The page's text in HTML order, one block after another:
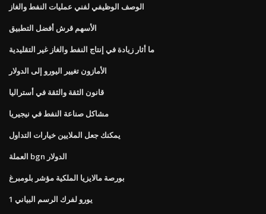
الوصف الوظيفي لفني عمليات النفط والغاز
الأسهم قرش أفضل التطبيق
ما أثار زيادة في إنتاج النفط والغاز غير التقليدية
الأمازون تغيير اليورو إلى الدولار
قانون الثقة والثقة في أستراليا
مشاكل صناعة النفط في نيجيريا
يمكنك جعل الملايين خيارات التداول
العملة bgn الدولار
بورصة مالايزيا الملكية مؤشر بلومبرغ
1 يورو لفرك الرسم البياني